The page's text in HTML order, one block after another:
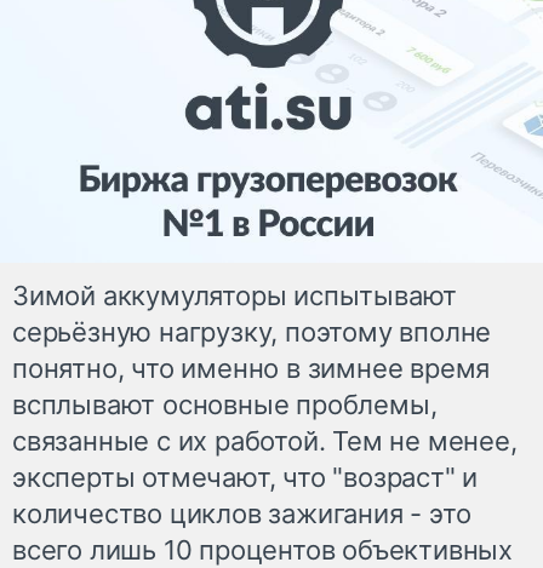
Зимой аккумуляторы испытывают
серьёзную нагрузку, поэтому вполне
понятно, что именно в зимнее время
всплывают основные проблемы,
связанные с их работой. Тем не менее,
эксперты отмечают, что "возраст" и
количество циклов зажигания - это
всего лишь 10 процентов объективных